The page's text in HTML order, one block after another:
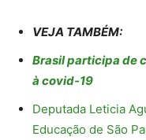
VEJA TAMBÉM:
Brasil participa de
à covid-19
Deputada Leticia
Educação de São